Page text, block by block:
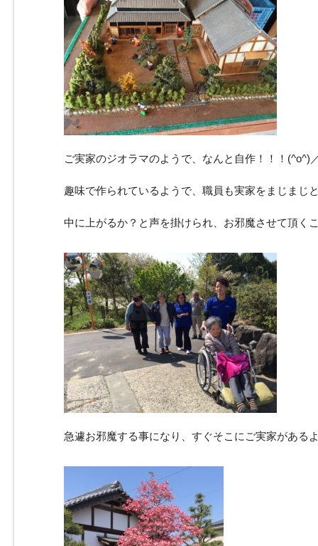
ご実家のジオラマのようで、なんと自作！！！(^o^)
趣味で作られているようで、職員も実家をまじまじ
急遽お邪魔する事になり、すぐそこにご実家がある